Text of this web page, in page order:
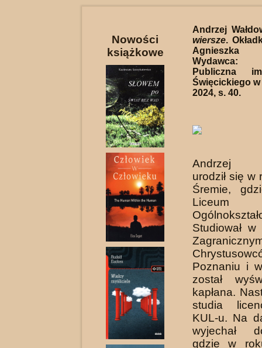
Nowości
książkowe
Andrzej
wiersze.
Agnieszka
Wydawca:
Publiczna
Święcickiego
2024, s. 40.
Andrzej
urodził się w
Śremie,
Liceum
Studiował w
Poznaniu i
został
kapłana.
studia
KUL-u. Na
wyjechał
gdzie w